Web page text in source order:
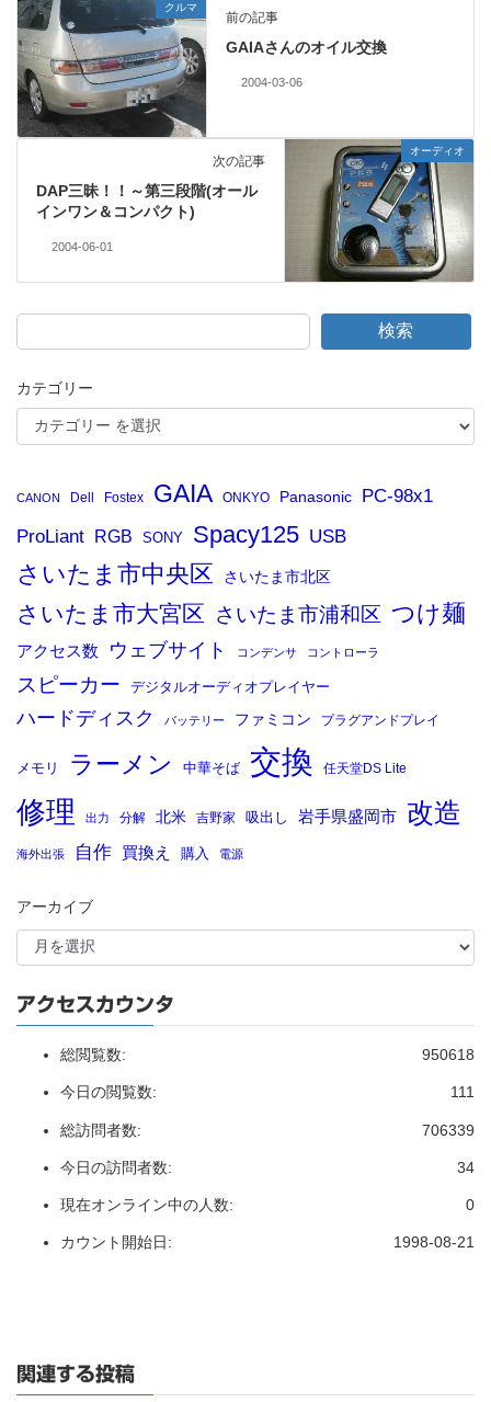
クルマ
前の記事
GAIAさんのオイル交換
2004-03-06
オーディオ
次の記事
DAP三昧！！～第三段階(オール
インワン＆コンパクト)
2004-06-01
検索
カテゴリー
CANON Dell Fostex GAIA ONKYO Panasonic PC-98x1
ProLiant RGB SONY Spacy125 USB
さいたま市中央区 さいたま市北区
さいたま市大宮区 さいたま市浦和区 つけ麺
アクセス数 ウェブサイト コンデンサ コントローラ
スピーカー デジタルオーディオプレイヤー
ハードディスク バッテリー ファミコン プラグアンドプレイ
メモリ ラーメン 中華そば 交換 任天堂DS Lite
修理 出力 分解 北米 吉野家 吸出し 岩手県盛岡市 改造
海外出張 自作 買換え 購入 電源
アーカイブ
アクセスカウンタ
950618
総閲覧数:
111
今日の閲覧数:
706339
総訪問者数:
34
今日の訪問者数:
0
現在オンライン中の人数:
1998-08-21
カウント開始日:
関連する投稿